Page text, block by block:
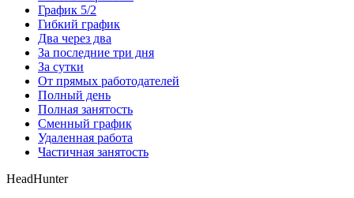
График 5/2
Гибкий график
Два через два
За последние три дня
За сутки
От прямых работодателей
Полный день
Полная занятость
Сменный график
Удаленная работа
Частичная занятость
HeadHunter